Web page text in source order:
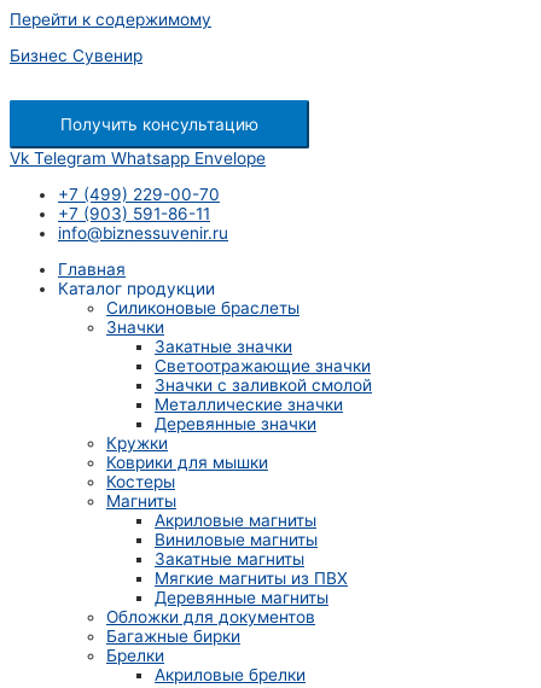
Перейти к содержимому
Бизнес Сувенир
Получить консультацию
Vk Telegram Whatsapp Envelope
+7 (499) 229-00-70
+7 (903) 591-86-11
info@biznessuvenir.ru
Главная
Каталог продукции
Силиконовые браслеты
Значки
Закатные значки
Светоотражающие значки
Значки с заливкой смолой
Металлические значки
Деревянные значки
Кружки
Коврики для мышки
Костеры
Магниты
Акриловые магниты
Виниловые магниты
Закатные магниты
Мягкие магниты из ПВХ
Деревянные магниты
Обложки для документов
Багажные бирки
Брелки
Акриловые брелки